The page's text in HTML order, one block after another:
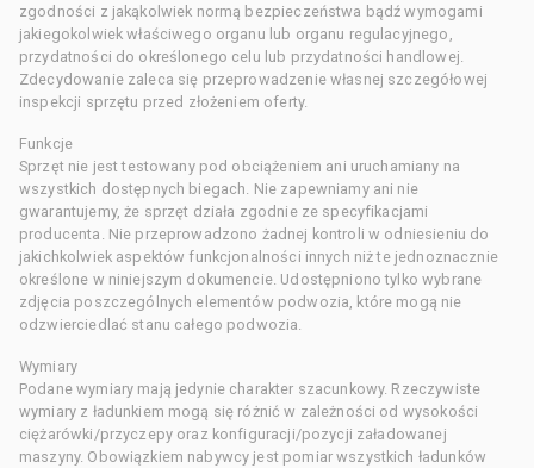
zgodności z jakąkolwiek normą bezpieczeństwa bądź wymogami
jakiegokolwiek właściwego organu lub organu regulacyjnego,
przydatności do określonego celu lub przydatności handlowej.
Zdecydowanie zaleca się przeprowadzenie własnej szczegółowej
inspekcji sprzętu przed złożeniem oferty.
Funkcje
Sprzęt nie jest testowany pod obciążeniem ani uruchamiany na
wszystkich dostępnych biegach. Nie zapewniamy ani nie
gwarantujemy, że sprzęt działa zgodnie ze specyfikacjami
producenta. Nie przeprowadzono żadnej kontroli w odniesieniu do
jakichkolwiek aspektów funkcjonalności innych niż te jednoznacznie
określone w niniejszym dokumencie. Udostępniono tylko wybrane
zdjęcia poszczególnych elementów podwozia, które mogą nie
odzwierciedlać stanu całego podwozia.
Wymiary
Podane wymiary mają jedynie charakter szacunkowy. Rzeczywiste
wymiary z ładunkiem mogą się różnić w zależności od wysokości
ciężarówki/przyczepy oraz konfiguracji/pozycji załadowanej
maszyny. Obowiązkiem nabywcy jest pomiar wszystkich ładunków